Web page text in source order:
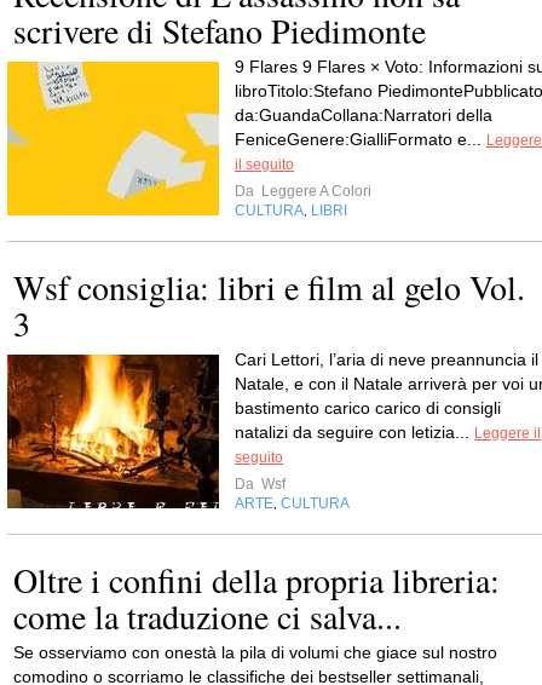
scrivere di Stefano Piedimonte
9 Flares 9 Flares × Voto: Informazioni
libroTitolo:Stefano PiedimontePubblicato
da:GuandaCollana:Narratori della
FeniceGenere:GialliFormato e...
Leggere
il seguito
Da Leggere A Colori
CULTURA LIBRI
Wsf consiglia: libri e film al gelo Vol.
3
Cari Lettori, l’aria di neve preannuncia il
Natale, e con il Natale arriverà per voi
bastimento carico carico di consigli
natalizi da seguire con letizia...
Leggere il
seguito
Da Wsf
ARTE CULTURA
Oltre i confini della propria libreria:
come la traduzione ci salva...
Se osserviamo con onestà la pila di volumi che giace sul nostro
comodino o scorriamo le classifiche dei bestseller settimanali,